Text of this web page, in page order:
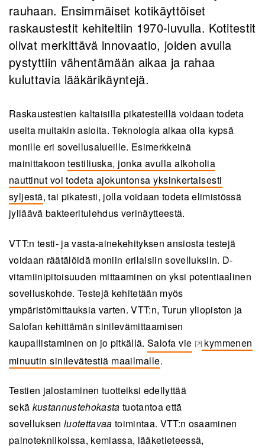
rauhaan. Ensimmäiset kotikäyttöiset
raskaustestit kehiteltiin 1970-luvulla. Kotitestit
olivat merkittävä innovaatio, joiden avulla
pystyttiin vähentämään aikaa ja rahaa
kuluttavia lääkärikäyntejä.
Raskaustestien kaltaisilla pikatesteillä voidaan todeta
useita muitakin asioita. Teknologia alkaa olla kypsä
monille eri sovellusalueille. Esimerkkeinä
mainittakoontestiliuska, jonka avulla alkoholia
nauttinut voi todeta ajokuntonsa yksinkertaisesti
syljestä, tai pikatesti, jolla voidaan todeta elimistössä
jylläävä bakteeritulehdus verinäytteestä.
VTT:n testi- ja vasta-ainekehityksen ansiosta testejä
voidaan räätälöidä moniin erilaisiin sovelluksiin. D-
vitamiinipitoisuuden mittaaminen on yksi potentiaalinen
sovelluskohde. Testejä kehitetään myös
ympäristömittauksia varten. VTT:n, Turun yliopiston ja
Salofan kehittämän sinilevämittaamisen
kaupallistaminen on jo pitkällä. Salofa vie
(opens in a new tab)
kymmenen
minuutin sinilevätestiä maailmalle.
Testien jalostaminen tuotteiksi edellyttää
sekä kustannustehokasta tuotantoa että
sovelluksen luotettavaa toimintaa. VTT:n osaaminen
painotekniikoissa, kemiassa, lääketieteessä,